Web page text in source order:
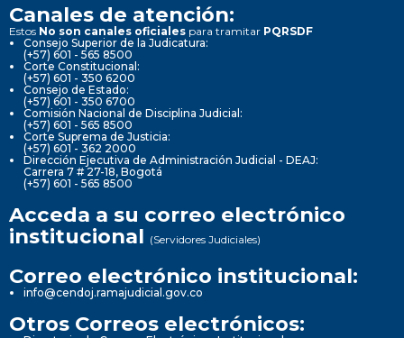
Canales de atención:
Estos No son canales oficiales para tramitar PQRSDF
Consejo Superior de la Judicatura:
(+57) 601 - 565 8500
Corte Constitucional:
(+57) 601 - 350 6200
Consejo de Estado:
(+57) 601 - 350 6700
Comisión Nacional de Disciplina Judicial:
(+57) 601 - 565 8500
Corte Suprema de Justicia:
(+57) 601 - 362 2000
Dirección Ejecutiva de Administración Judicial - DEAJ:
Carrera 7 # 27-18, Bogotá
(+57) 601 - 565 8500
Acceda a su correo electrónico
institucional (Servidores Judiciales)
Correo electrónico institucional:
info@cendoj.ramajudicial.gov.co
Otros Correos electrónicos: